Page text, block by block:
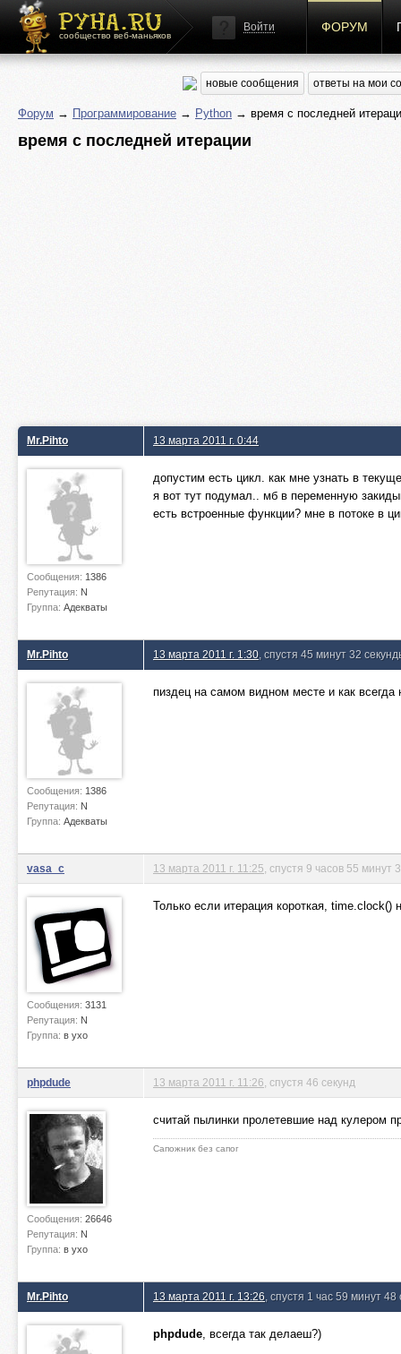
сообщество веб-маньяков
Войти ФОРУМ
новые сообщения ответы на мои
Форум → Программирование → Python → время с последней
время с последней итерации
Mr.Pihto
Сообщения: 1386
Репутация: N
Группа: Адекваты
13 марта 2011 г. 0:44
допустим есть цикл. как мне узнать в
я вот тут подумал.. мб в переменную
есть встроенные функции? мне в потоке в
Mr.Pihto
Сообщения: 1386
Репутация: N
Группа: Адекваты
13 марта 2011 г. 1:30 , спустя 45 минут 32
пиздец на самом видном месте и как
vasa_c
Сообщения: 3131
Репутация: N
Группа: в ухо
13 марта 2011 г. 11:25 , спустя 9 часов 55 минут
Только если итерация короткая,
phpdude
Сообщения: 26646
Репутация: N
Группа: в ухо
13 марта 2011 г. 11:26 , спустя 46 секунд
считай пылинки пролетевшие над кулером
Сапожник без сапог
Mr.Pihto 13 марта 2011 г. 13:26 , спустя 1 час 59 минут 48
phpdude, всегда так делаеш?)